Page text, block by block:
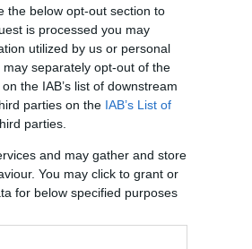
the below opt-out section to
is processed you may
utilized by us or personal
separately opt-out of the
the IAB’s list of downstream
parties on the IAB’s List of
parties.
and may gather and store
You may click to grant or
for below specified purposes